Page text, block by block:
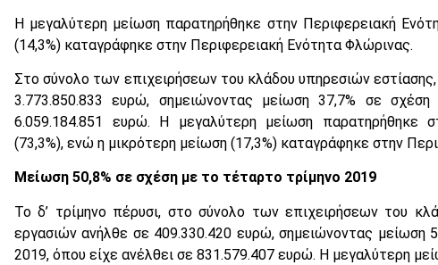
Η μεγαλύτερη μείωση παρατηρήθηκε στην Περιφερειακή
(14,3%) καταγράφηκε στην Περιφερειακή Ενότητα Φλώρινας.
Στο σύνολο των επιχειρήσεων του κλάδου υπηρεσιών
3.773.850.833 ευρώ, σημειώνοντας μείωση 37,7% σε
6.059.184.851 ευρώ. Η μεγαλύτερη μείωση παρατηρήθηκε
(73,3%), ενώ η μικρότερη μείωση (17,3%) καταγράφηκε στην
Mείωση 50,8% σε σχέση με το τέταρτο τρίμηνο 2019
Το δ’ τρίμηνο πέρυσι, στο σύνολο των επιχειρήσεων του
εργασιών ανήλθε σε 409.330.420 ευρώ, σημειώνοντας μείωση
2019, όπου είχε ανέλθει σε 831.579.407 ευρώ. Η μεγαλύτερη